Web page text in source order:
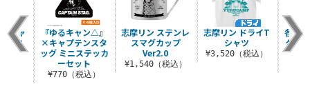
志摩リン ステンレ
スマグカップ
Ver2.0
¥1,540（税込）
志摩リン ドライT
シャツ
¥3,520（税込）
各務
クリ
キャ
マフ
込）
『ゆるキャン△』
×キャプテンスタ
ッグ ミニステッカ
ーセット
¥770（税込）